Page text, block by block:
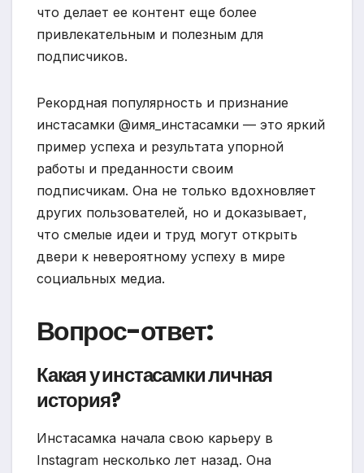
что делает ее контент еще более
привлекательным и полезным для
подписчиков.
Рекордная популярность и признание
инстасамки @имя_инстасамки — это яркий
пример успеха и результата упорной
работы и преданности своим
подписчикам. Она не только вдохновляет
других пользователей, но и доказывает,
что смелые идеи и труд могут открыть
двери к невероятному успеху в мире
социальных медиа.
Вопрос-ответ:
Какая у инстасамки личная
история?
Инстасамка начала свою карьеру в
Instagram несколько лет назад. Она